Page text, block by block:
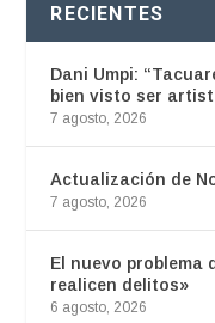
RECIENTES
Dani Umpi:
bien visto ser
7 agosto, 2026
Actualización de
7 agosto, 2026
El nuevo problema
realicen delitos»
6 agosto, 2026